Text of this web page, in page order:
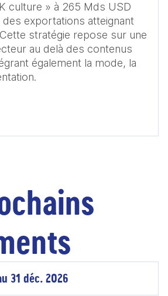
culture » à 265 Mds USD
des exportations atteignant
stratégie repose sur une
au delà des contenus
également la mode, la
31 déc. 2026